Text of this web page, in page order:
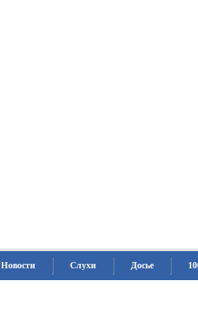
Новости Слухи Досье